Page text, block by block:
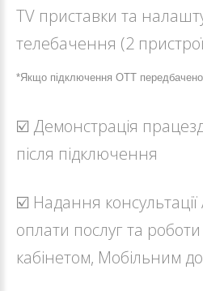
TV приставки та
телебачення (2
*Якщо підключення ОТТ
☑️ Демонстрація
після підключення
☑️ Надання
оплати послуг та
кабінетом, Мобільним